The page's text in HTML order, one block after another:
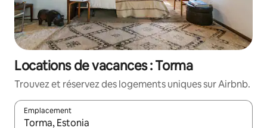
Locations de vacances : Torma
Trouvez et réservez des logements uniques sur Airbnb.
Emplacement
Quand les résultats sont affichés, parcourez-les en utilisant